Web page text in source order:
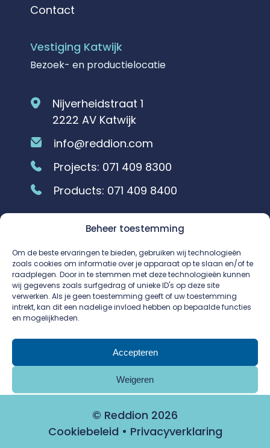
Beheer toestemming
Om de beste ervaringen te bieden, gebruiken wij technologieën
zoals cookies om informatie over je apparaat op te slaan en/of te
raadplegen. Door in te stemmen met deze technologieën kunnen
wij gegevens zoals surfgedrag of unieke ID's op deze site
verwerken. Als je geen toestemming geeft of uw toestemming
intrekt, kan dit een nadelige invloed hebben op bepaalde functies
en mogelijkheden.
Accepteren
Weigeren
Cookiebeleid Privacyverklaring
Contact
Vestiging Katwijk
Bezoek- en productielocatie
Nijverheidstraat 1
2222 AV Katwijk
info@reddion.com
Projects: 071 409 8300
Products: 071 409 8400
Vestiging Rosmalen
Bezoeklocatie
Huisbergenweg 8
5249 JR Rosmalen
073 648 7030
© Reddion 2026
Cookiebeleid • Privacyverklaring